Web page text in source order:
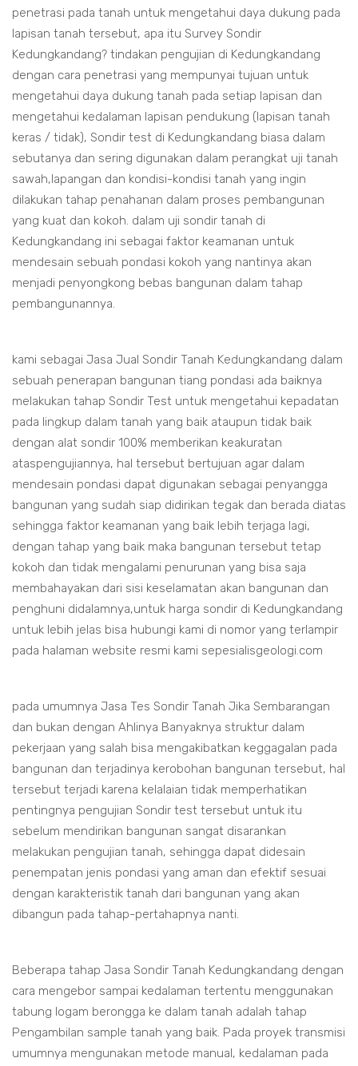
penetrasi pada tanah untuk mengetahui daya dukung pada
lapisan tanah tersebut, apa itu Survey Sondir
Kedungkandang? tindakan pengujian di Kedungkandang
dengan cara penetrasi yang mempunyai tujuan untuk
mengetahui daya dukung tanah pada setiap lapisan dan
mengetahui kedalaman lapisan pendukung (lapisan tanah
keras / tidak), Sondir test di Kedungkandang biasa dalam
sebutanya dan sering digunakan dalam perangkat uji tanah
sawah,lapangan dan kondisi-kondisi tanah yang ingin
dilakukan tahap penahanan dalam proses pembangunan
yang kuat dan kokoh. dalam uji sondir tanah di
Kedungkandang ini sebagai faktor keamanan untuk
mendesain sebuah pondasi kokoh yang nantinya akan
menjadi penyongkong bebas bangunan dalam tahap
pembangunannya.
kami sebagai Jasa Jual Sondir Tanah Kedungkandang dalam
sebuah penerapan bangunan tiang pondasi ada baiknya
melakukan tahap Sondir Test untuk mengetahui kepadatan
pada lingkup dalam tanah yang baik ataupun tidak baik
dengan alat sondir 100% memberikan keakuratan
ataspengujiannya, hal tersebut bertujuan agar dalam
mendesain pondasi dapat digunakan sebagai penyangga
bangunan yang sudah siap didirikan tegak dan berada diatas
sehingga faktor keamanan yang baik lebih terjaga lagi,
dengan tahap yang baik maka bangunan tersebut tetap
kokoh dan tidak mengalami penurunan yang bisa saja
membahayakan dari sisi keselamatan akan bangunan dan
penghuni didalamnya,untuk harga sondir di Kedungkandang
untuk lebih jelas bisa hubungi kami di nomor yang terlampir
pada halaman website resmi kami sepesialisgeologi.com
pada umumnya Jasa Tes Sondir Tanah Jika Sembarangan
dan bukan dengan Ahlinya Banyaknya struktur dalam
pekerjaan yang salah bisa mengakibatkan keggagalan pada
bangunan dan terjadinya kerobohan bangunan tersebut, hal
tersebut terjadi karena kelalaian tidak memperhatikan
pentingnya pengujian Sondir test tersebut untuk itu
sebelum mendirikan bangunan sangat disarankan
melakukan pengujian tanah, sehingga dapat didesain
penempatan jenis pondasi yang aman dan efektif sesuai
dengan karakteristik tanah dari bangunan yang akan
dibangun pada tahap-pertahapnya nanti.
Beberapa tahap Jasa Sondir Tanah Kedungkandang dengan
cara mengebor sampai kedalaman tertentu menggunakan
tabung logam berongga ke dalam tanah adalah tahap
Pengambilan sample tanah yang baik. Pada proyek transmisi
umumnya mengunakan metode manual, kedalaman pada